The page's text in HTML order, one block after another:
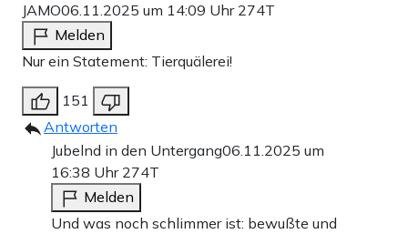
JAMO06.11.2025 um 14:09 Uhr 274T
Melden
Nur ein Statement: Tierquälerei!
151
Antworten
Jubelnd in den Untergang06.11.2025 um
16:38 Uhr 274T
Melden
Und was noch schlimmer ist: bewußte und